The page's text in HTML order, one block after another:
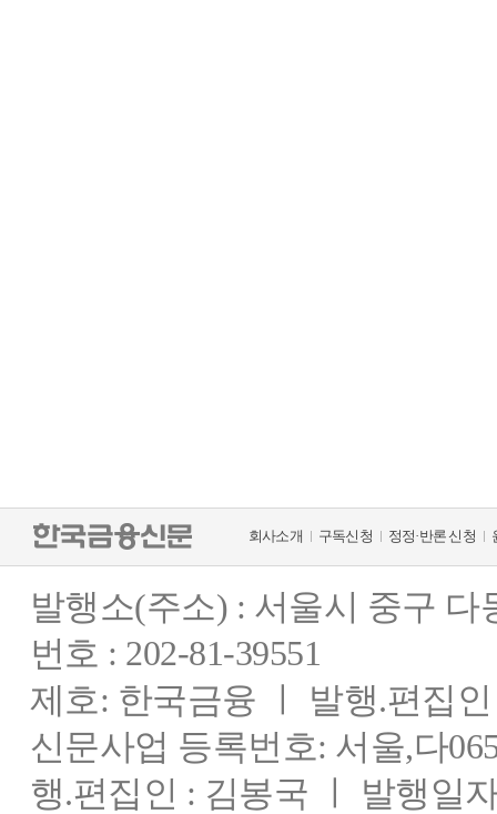
회사소개 구독신청 정정·반론 신청
발행소(주소) : 서울시 중구
번호 : 202-81-39551
제호: 한국금융 ㅣ 발행.편집
신문사업 등록번호: 서울,다
행.편집인 : 김봉국 ㅣ 발행일